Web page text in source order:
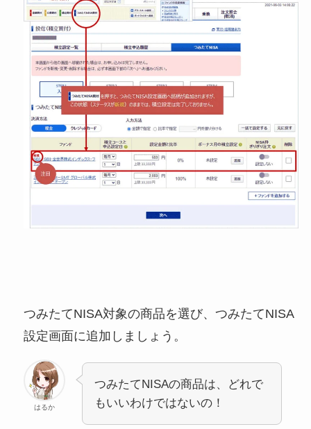
つみたてNISA対象の商品を選び、つみたてNISA
設定画面に追加しましょう。
はるか
つみたてNISAの商品は、どれで
もいいわけではないの！